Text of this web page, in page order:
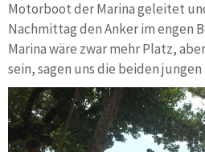
Motorboot der Marina geleitet
Nachmittag den Anker im engen
Marina wäre zwar mehr Platz,
sein, sagen uns die beiden